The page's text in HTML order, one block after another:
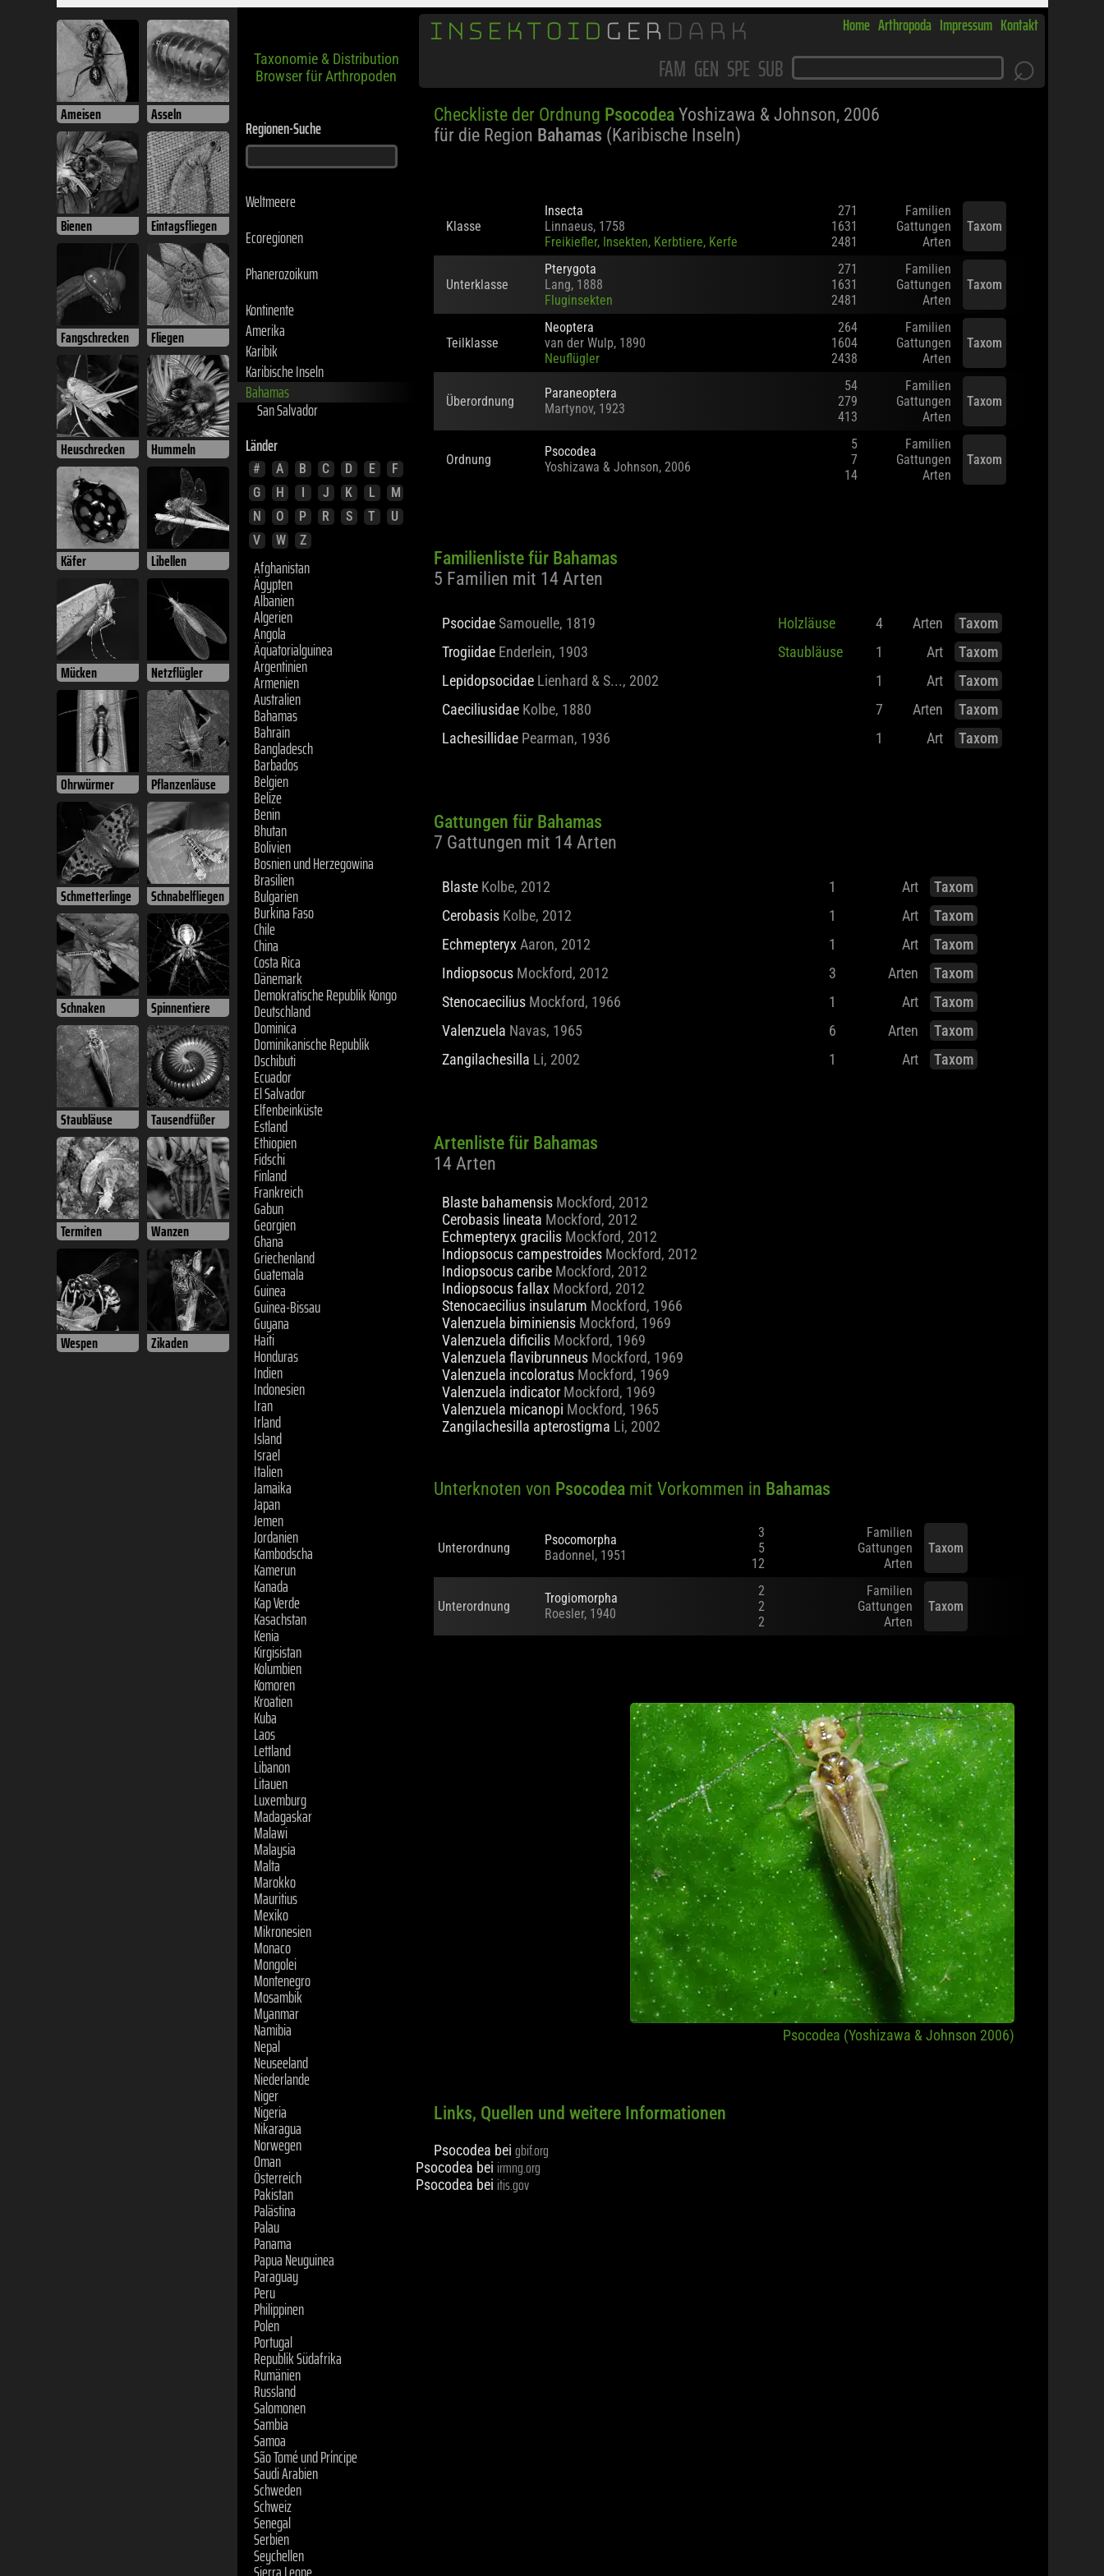
Ameisen Asseln
Bienen Eintagsfliegen
Fangschrecken Fliegen
Heuschrecken Hummeln
Käfer Libellen
Mücken Netzflügler
Ohrwürmer Pflanzenläuse
Schmetterlinge Schnabelfliegen
Schnaken Spinnentiere
Staubläuse Tausendfüßer
Termiten Wanzen
Wespen Zikaden
Taxonomie & Distribution
Browser für Arthropoden
Regionen-Suche
Weltmeere
Ecoregionen
Phanerozoikum
Kontinente
Amerika
Karibik
Karibische Inseln
Bahamas
San Salvador
Länder
# A B C D E
F
G
H I J K L
M
N
O P R S T
U
V
W Z
Afghanistan
Ägypten
Albanien
Algerien
Angola
Äquatorialguinea
Argentinien
Armenien
Australien
Bahamas
Bahrain
Bangladesch
Barbados
Belgien
Belize
Benin
Bhutan
Bolivien
Bosnien und Herzegowina
Brasilien
Bulgarien
Burkina Faso
Chile
China
Costa Rica
Dänemark
Demokratische Republik Kongo
Deutschland
Dominica
Dominikanische Republik
Dschibuti
Ecuador
El Salvador
Elfenbeinküste
Estland
Ethiopien
Fidschi
Finland
Frankreich
Gabun
Georgien
Ghana
Griechenland
Guatemala
Guinea
Guinea-Bissau
Guyana
Haiti
Honduras
Indien
Indonesien
Iran
Irland
Island
Israel
Italien
Jamaika
Japan
Jemen
Jordanien
Kambodscha
Kamerun
Kanada
Kap Verde
Kasachstan
Kenia
Kirgisistan
Kolumbien
Komoren
Kroatien
Kuba
Laos
Lettland
Libanon
Litauen
Luxemburg
Madagaskar
Malawi
Malaysia
Malta
Marokko
Mauritius
Mexiko
Mikronesien
Monaco
Mongolei
Montenegro
Mosambik
Myanmar
Namibia
Nepal
Neuseeland
Niederlande
Niger
Nigeria
Nikaragua
Norwegen
Oman
Österreich
Pakistan
Palästina
Palau
Panama
Papua Neuguinea
Paraguay
Peru
Philippinen
Polen
Portugal
Republik Südafrika
Rumänien
Russland
Salomonen
Sambia
Samoa
São Tomé und Príncipe
Saudi Arabien
Schweden
Schweiz
Senegal
Serbien
Seychellen
Sierra Leone
INSEKTOID GER DARK Home Arthropoda Impressum Kontakt
FAM GEN SPE SUB ⌕
Checkliste der Ordnung Psocodea Yoshizawa & Johnson, 2006
für die Region Bahamas (Karibische Inseln)
Klasse
Insecta
Linnaeus, 1758
Freikiefler, Insekten, Kerbtiere, Kerfe
271
1631
2481
Familien
Gattungen
Arten
Taxom
Unterklasse
Pterygota
Lang, 1888
Fluginsekten
271
1631
2481
Familien
Gattungen
Arten
Taxom
Teilklasse
Neoptera
van der Wulp, 1890
Neuflügler
264
1604
2438
Familien
Gattungen
Arten
Taxom
Überordnung
Paraneoptera
Martynov, 1923
54
279
413
Familien
Gattungen
Arten
Taxom
Ordnung
Psocodea
Yoshizawa & Johnson, 2006
5
7
14
Familien
Gattungen
Arten
Taxom
Familienliste für Bahamas
5 Familien mit 14 Arten
Psocidae Samouelle, 1819 Holzläuse 4 Arten
Taxom
Trogiidae Enderlein, 1903 Staubläuse 1 Art
Taxom
Lepidopsocidae Lienhard & S..., 2002 1 Art
Taxom
Caeciliusidae Kolbe, 1880 7 Arten
Taxom
Lachesillidae Pearman, 1936 1 Art Taxom
Gattungen für Bahamas
7 Gattungen mit 14 Arten
Blaste Kolbe, 2012 1 Art
Taxom
Cerobasis Kolbe, 2012 1 Art
Taxom
EchmepteryxAaron, 2012 1 Art
Taxom
Indiopsocus Mockford, 2012 3 Arten
Taxom
Stenocaecilius Mockford, 1966 1 Art
Taxom
Valenzuela Navas, 1965 6 Arten
Taxom
Zangilachesilla Li, 2002 1 Art Taxom
Artenliste für Bahamas
14 Arten
Blaste bahamensisMockford, 2012
Cerobasis lineata Mockford, 2012
Echmepteryx gracilisMockford, 2012
Indiopsocus campestroides Mockford, 2012
Indiopsocus caribeMockford, 2012
Indiopsocus fallax Mockford, 2012
Stenocaecilius insularumMockford, 1966
Valenzuela biminiensis Mockford, 1969
Valenzuela dificilis Mockford, 1969
Valenzuela flavibrunneus Mockford, 1969
Valenzuela incoloratus Mockford, 1969
Valenzuela indicatorMockford, 1969
Valenzuela micanopi Mockford, 1965
Zangilachesilla apterostigma Li, 2002
Unterknoten von Psocodeamit Vorkommen in Bahamas
Unterordnung
Psocomorpha
Badonnel, 1951
3
5
12
Familien
Gattungen
Arten
Taxom
Unterordnung
Trogiomorpha
Roesler, 1940
2
2
2
Familien
Gattungen
Arten
Taxom
Psocodea (Yoshizawa & Johnson 2006)
Links, Quellen und weitere Informationen
Psocodea bei gbif.org
Psocodea bei irmng.org
Psocodea bei itis.gov